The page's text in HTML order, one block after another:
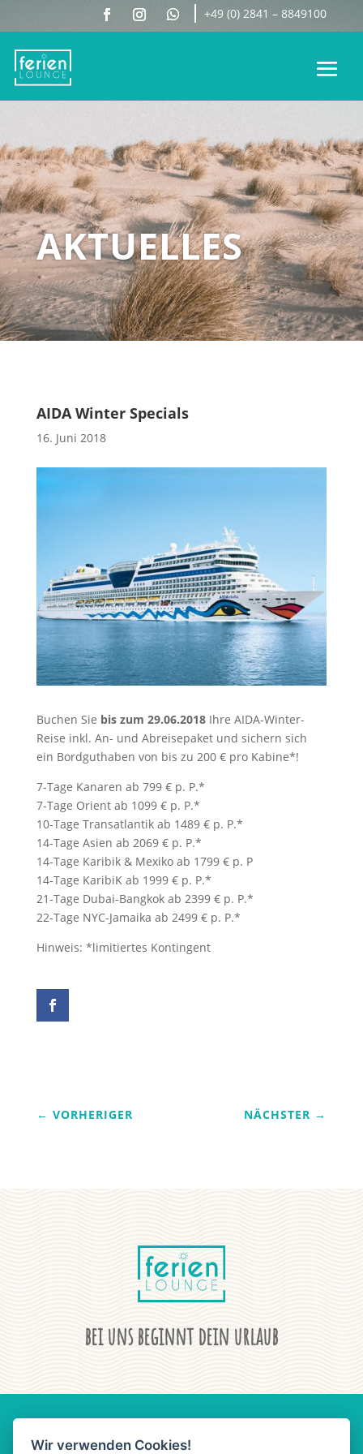
+49 (0) 2841 – 8849100
AKTUELLES
AIDA Winter Specials
16. Juni 2018
Buchen Sie bis zum 29.06.2018Ihre AIDA-Winter-
Reise inkl. An- und Abreisepaket und sichern sich
ein Bordguthaben von bis zu 200 € pro Kabine*!
7-Tage Kanaren ab 799 € p. P.*
7-Tage Orient ab 1099 € p. P.*
10-Tage Transatlantik ab 1489 € p. P.*
14-Tage Asien ab 2069 € p. P.*
14-Tage Karibik & Mexiko ab 1799 € p. P
14-Tage KaribiK ab 1999 € p. P.*
21-Tage Dubai-Bangkok ab 2399 € p. P.*
22-Tage NYC-Jamaika ab 2499 € p. P.*
Hinweis: *limitiertes Kontingent
← VORHERIGER NÄCHSTER →
bei uns beginnt dein urlaub
Wir verwenden Cookies!